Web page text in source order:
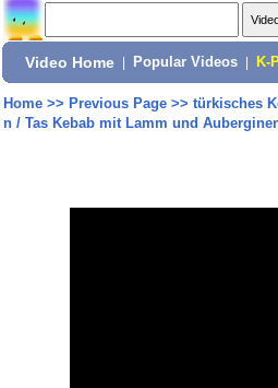
Video Home Popular Videos K-
Home>> Previous Page>> türkisches
n / Tas Kebab mit Lamm und